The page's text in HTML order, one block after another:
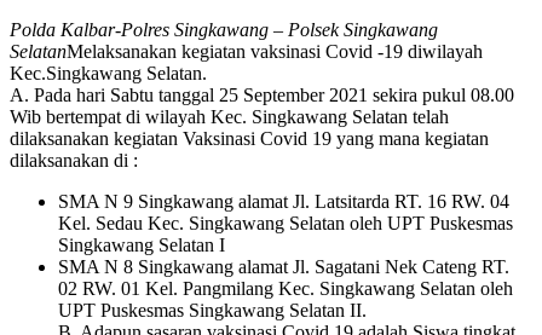
Polda Kalbar-Polres Singkawang – Polsek Singkawang
SelatanMelaksanakan kegiatan vaksinasi Covid -19 diwilayah
Kec.Singkawang Selatan.
A. Pada hari Sabtu tanggal 25 September 2021 sekira pukul 08.00
Wib bertempat di wilayah Kec. Singkawang Selatan telah
dilaksanakan kegiatan Vaksinasi Covid 19 yang mana kegiatan
dilaksanakan di :
SMA N 9 Singkawang alamat Jl. Latsitarda RT. 16 RW. 04
Kel. Sedau Kec. Singkawang Selatan oleh UPT Puskesmas
Singkawang Selatan I
SMA N 8 Singkawang alamat Jl. Sagatani Nek Cateng RT.
02 RW. 01 Kel. Pangmilang Kec. Singkawang Selatan oleh
UPT Puskesmas Singkawang Selatan II.